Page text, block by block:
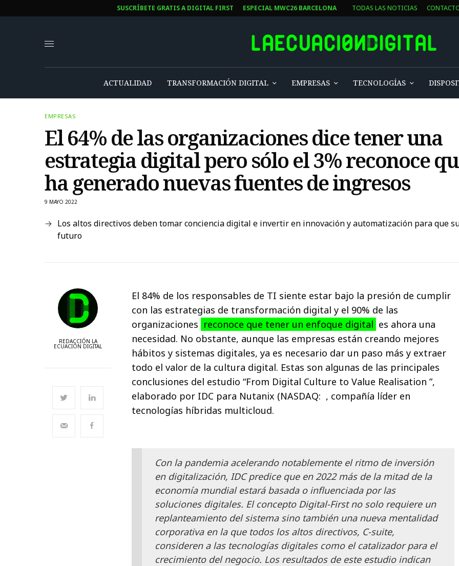
SUSCRÍBETE GRATIS A DIGITAL FIRST ESPECIAL MWC26 BARCELONA TODAS LAS NOTICIAS CONTACTO
ACTUALIDAD TRANSFORMACIÓN DIGITAL EMPRESAS TECNOLOGÍAS
EMPRESAS
El 64% de las organizaciones dice tener una
estrategia digital pero sólo el 3% reconoce
ha generado nuevas fuentes de ingresos
9 MAYO 2022
Los altos directivos deben tomar conciencia digital e invertir en innovación y automatización para que
futuro
REDACCIÓN LA
ECUACIÓN DIGITAL
El 84% de los responsables de TI siente estar bajo la presión de cumplir
con las estrategias de transformación digital y el 90% de las
organizacionesreconoce que tener un enfoque digitales ahora una
necesidad. No obstante, aunque las empresas están creando mejores
hábitos y sistemas digitales, ya es necesario dar un paso más y extraer
todo el valor de la cultura digital. Estas son algunas de las principales
conclusiones del estudio “From Digital Culture to Value Realisation ”,
elaborado por IDC para Nutanix (NASDAQ: , compañía líder en
tecnologías híbridas multicloud.
Con la pandemia acelerando notablemente el ritmo de inversión
en digitalización, IDC predice que en 2022 más de la mitad de la
economía mundial estará basada o influenciada por las
soluciones digitales. El concepto Digital-First no solo requiere un
replanteamiento del sistema sino también una nueva mentalidad
corporativa en la que todos los altos directivos, C-suite,
consideren a las tecnologías digitales como el catalizador para el
crecimiento del negocio. Los resultados de este estudio indican